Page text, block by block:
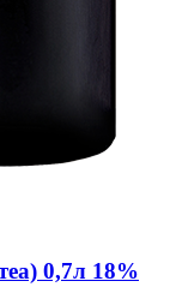
0,7л 18%